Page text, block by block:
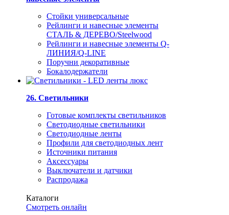
Стойки универсальные
Рейлинги и навесные элементы
СТАЛЬ & ДЕРЕВО/Steelwood
Рейлинги и навесные элементы Q-
ЛИНИЯ/Q-LINE
Поручни декоративные
Бокалодержатели
26. Светильники
Готовые комплекты светильников
Светодиодные светильники
Светодиодные ленты
Профили для светодиодных лент
Источники питания
Аксессуары
Выключатели и датчики
Распродажа
Каталоги
Смотреть онлайн